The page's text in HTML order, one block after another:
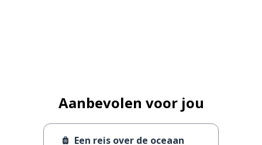
Aanbevolen voor jou
Een reis over de oceaan